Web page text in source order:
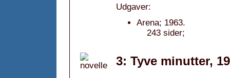
Udgaver:
Arena; 1963.
243 sider;
3: Tyve minutter,